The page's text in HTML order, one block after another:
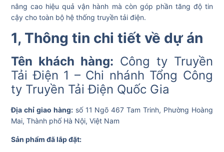
nâng cao hiệu quả vận hành mà còn góp phần tăng độ tin
cậy cho toàn bộ hệ thống truyền tải điện.
1, Thông tin chi tiết về dự án
Tên khách hàng: Công ty Truyền
Tải Điện 1 – Chi nhánh Tổng Công
ty Truyền Tải Điện Quốc Gia
Địa chỉ giao hàng:số 11 Ngõ 467 Tam Trinh, Phường Hoàng
Mai, Thành phố Hà Nội, Việt Nam
Sản phẩm đã lắp đặt: